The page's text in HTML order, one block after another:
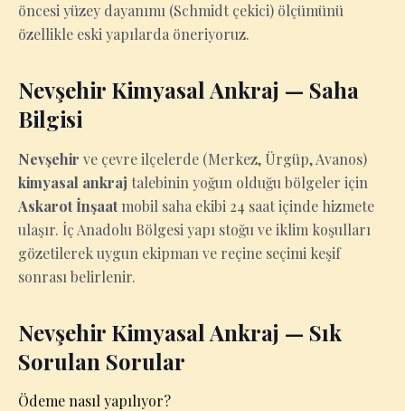
öncesi yüzey dayanımı (Schmidt çekici) ölçümünü
özellikle eski yapılarda öneriyoruz.
Nevşehir Kimyasal Ankraj — Saha
Bilgisi
Nevşehir ve çevre ilçelerde (Merkez, Ürgüp, Avanos)
kimyasal ankraj talebinin yoğun olduğu bölgeler için
Askarot İnşaatmobil saha ekibi 24 saat içinde hizmete
ulaşır. İç Anadolu Bölgesi yapı stoğu ve iklim koşulları
gözetilerek uygun ekipman ve reçine seçimi keşif
sonrası belirlenir.
Nevşehir Kimyasal Ankraj — Sık
Sorulan Sorular
Ödeme nasıl yapılıyor?